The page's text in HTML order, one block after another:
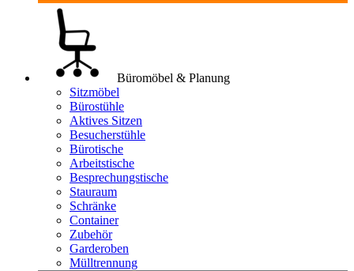
Büromöbel & Planung
Sitzmöbel
Bürostühle
Aktives Sitzen
Besucherstühle
Bürotische
Arbeitstische
Besprechungstische
Stauraum
Schränke
Container
Zubehör
Garderoben
Mülltrennung